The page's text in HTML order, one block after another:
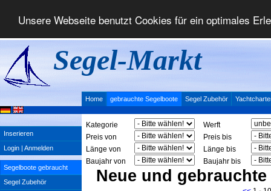
Unsere Webseite benutzt Cookies für ein optimales
Segel-Markt
Home gebrauchte Segelboote Segel Zubehör
Inserieren
Login | Anmelden
Segelboote gebraucht
Segel Zubehör
Kategorie
Werft
Preis von
Preis bis
Länge von
Länge bis
Baujahr von
Baujahr bis
Neue und